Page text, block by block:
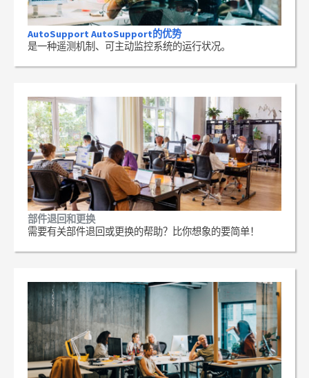
AutoSupport AutoSupport的优势
是一种遥测机制、可主动监控系统的运行状况。
部件退回和更换
需要有关部件退回或更换的帮助？比你想象的要简单！